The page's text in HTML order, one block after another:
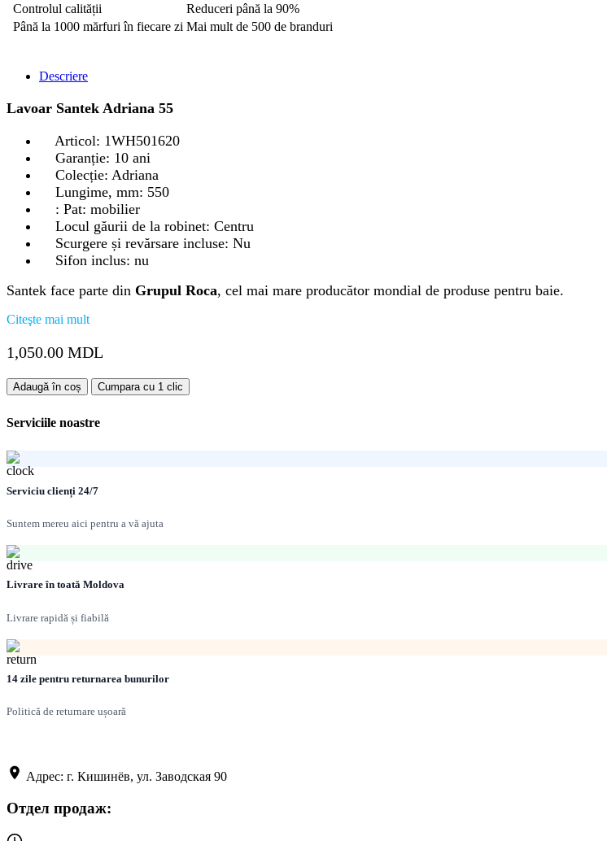
Controlul calității
Reduceri până la 90%
Până la 1000 mărfuri în fiecare zi Mai mult de 500 de branduri
Descriere
Lavoar Santek Adriana 55
Articol: 1WH501620
Garanție: 10 ani
Colecție: Adriana
Lungime, mm: 550
: Pat: mobilier
Locul găurii de la robinet: Centru
Scurgere și revărsare incluse: Nu
Sifon inclus: nu
Santek face parte din Grupul Roca, cel mai mare producător mondial de produse pentru baie.
Citeşte mai mult
1,050.00 MDL
Cantitate
Lavoar
55
Adaugă în coș Cumpara cu 1 clic
Serviciile noastre
Serviciu clienți 24/7
Suntem mereu aici pentru a vă ajuta
Livrare în toată Moldova
Livrare rapidă și fiabilă
14 zile pentru returnarea bunurilor
Politică de returnare ușoară
Адрес: г. Кишинёв, ул. Заводская 90
Отдел продаж: